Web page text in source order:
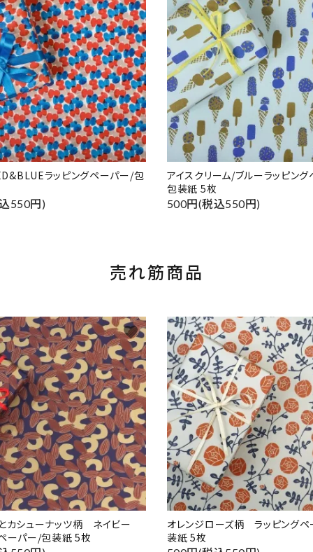
ラッピングペーパー/包
550円)
アイスクリーム/ブルーラッピン
包装紙 5枚
500円(税込550円)
売れ筋商品
カシューナッツ柄 ネイビー
ーパー/包装紙 5枚
favorite
オレンジローズ柄 ラッピング
装紙 5枚